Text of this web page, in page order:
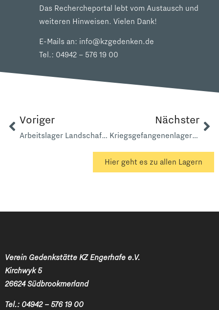
Das Rechercheportal lebt vom Austausch und
weiteren Hinweisen. Vielen Dank!
E-Mails an: info@kzgedenken.de
Tel.: 04942 – 576 19 00
Voriger
Arbeitslager Landschaftspolder Haus Löblein
Nächster
Kriegsgefangenenlager 5161 Mitling Mark
Hier geht es zu allen Lagern
Verein Gedenkstätte KZ Engerhafe e.V.
Kirchwyk 5
26624 Südbrookmerland
Tel.: 04942 – 576 19 00